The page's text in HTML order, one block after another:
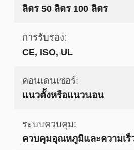
ลิตร 50 ลิตร 100 ลิตร
การรับรอง:
CE, ISO, UL
คอนเดนเซอร์:
แนวตั้งหรือแนวนอน
ระบบควบคุม:
ควบคุมอุณหภูมิและความเ